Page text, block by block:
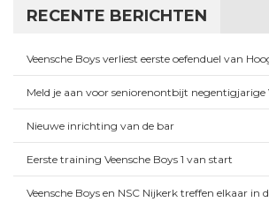
RECENTE BERICHTEN
Veensche Boys verliest eerste oefenduel van
Meld je aan voor seniorenontbijt negentigjarige
Nieuwe inrichting van de bar
Eerste training Veensche Boys 1 van start
Veensche Boys en NSC Nijkerk treffen elkaar in